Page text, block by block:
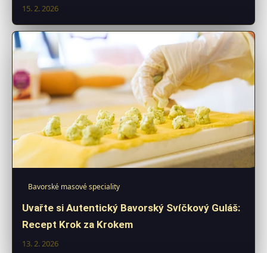
15. 2. 2026
Bavorské masové speciality
Uvařte si Autentický Bavorský Svíčkový Guláš:
Recept Krok za Krokem
13. 2. 2026